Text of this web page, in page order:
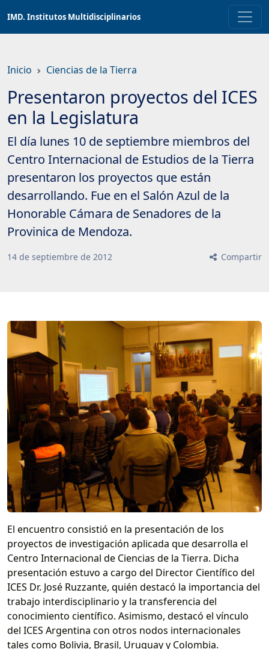
contenido
IMD. Institutos Multidisciplinarios
Inicio Ciencias de la Tierra
Presentaron proyectos del ICES
en la Legislatura
El día lunes 10 de septiembre miembros del
Centro Internacional de Estudios de la Tierra
presentaron los proyectos que están
desarrollando. Fue en el Salón Azul de la
Honorable Cámara de Senadores de la
Provinica de Mendoza.
14 de septiembre de 2012 Compartir
El encuentro consistió en la presentación de los
proyectos de investigación aplicada que desarrolla el
Centro Internacional de Ciencias de la Tierra. Dicha
presentación estuvo a cargo del Director Científico del
ICES Dr. José Ruzzante, quién destacó la importancia del
trabajo interdisciplinario y la transferencia del
conocimiento científico. Asimismo, destacó el vínculo
del ICES Argentina con otros nodos internacionales
tales como Bolivia, Brasil, Uruguay y Colombia.